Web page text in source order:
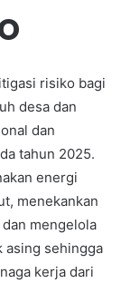
risiko bagi
desa dan
dan
tahun 2025.
energi
menekankan
mengelola
asing sehingga
kerja dari